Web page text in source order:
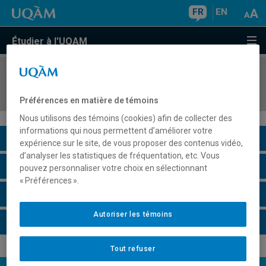
FR EN
Étudier à l'UQAM
COURS//
Description du cours
Horaire - Été 2026
Préférences en matière de témoins
Nous utilisons des témoins (cookies) afin de collecter des
informations qui nous permettent d’améliorer votre
expérience sur le site, de vous proposer des contenus vidéo,
d’analyser les statistiques de fréquentation, etc. Vous
pouvez personnaliser votre choix en sélectionnant
« Préférences ».
Tout refuser
Autoriser les témoins